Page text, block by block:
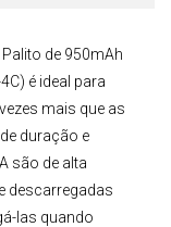
Palito de 950mAh
é ideal para
vezes mais que as
duração e
são de alta
descarregadas
las quando